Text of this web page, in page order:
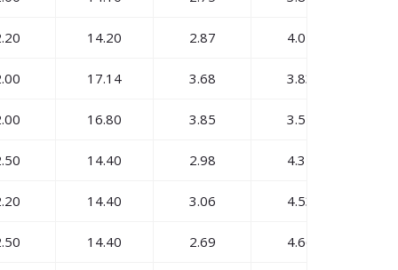
14.20 2.87 4.01
17.14 3.68 3.83
16.80 3.85 3.51
14.40 2.98 4.34
14.40 3.06 4.53
14.40 2.69 4.66